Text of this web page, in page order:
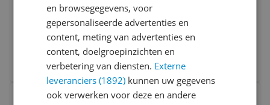
Diersoort:
Hond
Type product: Accessoires
v.a. € 26,99
2 prijzen
Ga naar goedkoopste
Vergelijken
Bekijk product
en browsegegevens, voor
gepersonaliseerde advertenties en
content, meting van advertenties en
content, doelgroepinzichten en
verbetering van diensten. Externe
leveranciers (1892) kunnen uw gegevens
ook verwerken voor deze en andere